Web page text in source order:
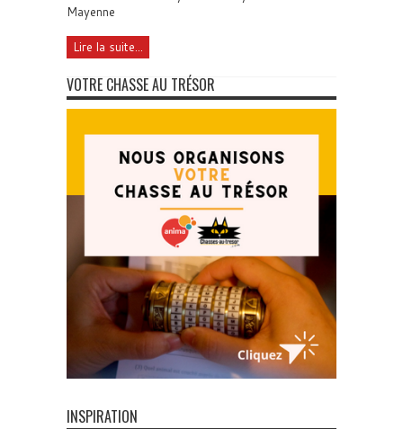
Mayenne
Lire la suite...
VOTRE CHASSE AU TRÉSOR
INSPIRATION